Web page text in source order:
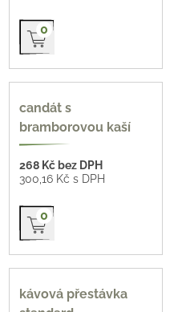
Přidat do košíku
0
candát s
bramborovou kaší
268 Kč bez DPH
300,16 Kč s DPH
Přidat do košíku
0
4 varianty
kávová přestávka